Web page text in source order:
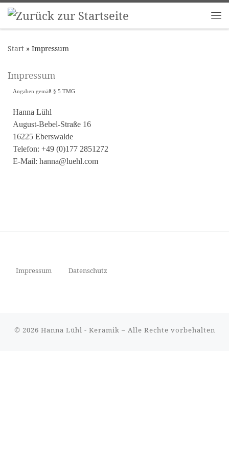
Zum Inhalt springen
Start » Impressum
Impressum
Angaben gemäß § 5 TMG
Hanna Lühl
August-Bebel-Straße 16
16225 Eberswalde
Telefon: +49 (0)177 2851272
E-Mail: hanna@luehl.com
Impressum Datenschutz
© 2026 Hanna Lühl - Keramik – Alle Rechte vorbehalten